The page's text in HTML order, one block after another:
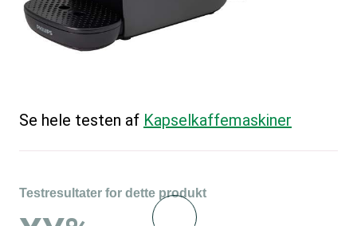
Se hele testen af Kapselkaffemaskiner
Testresultater for dette produkt